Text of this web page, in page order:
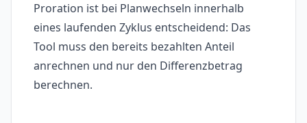
Proration ist bei Planwechseln innerhalb
eines laufenden Zyklus entscheidend: Das
Tool muss den bereits bezahlten Anteil
anrechnen und nur den Differenzbetrag
berechnen.